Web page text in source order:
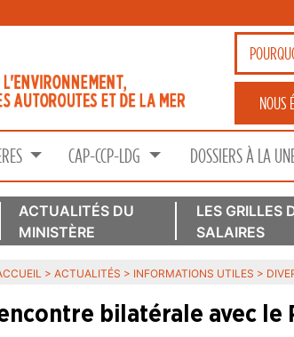
NOUS
CAP-CCP-LDG DOSSIERS À LA
ACTUALITÉS DU
MINISTÈRE
LES GRILLES
SALAIRES
> ACTUALITÉS > INFORMATIONS UTILES >
bilatérale avec